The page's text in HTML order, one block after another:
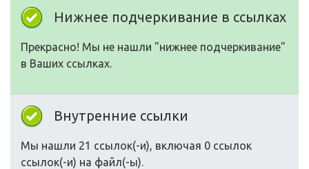
Нижнее подчеркивание в ссылках
Прекрасно! Мы не нашли "нижнее подчеркивание"
в Ваших ссылках.
Внутренние ссылки
Мы нашли 21 ссылок(-и), включая 0 ссылок
ссылок(-и) на файл(-ы).